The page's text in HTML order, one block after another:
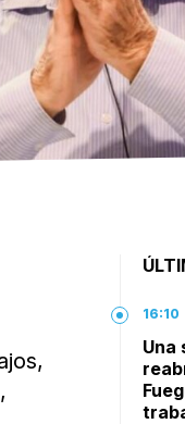
16:10
Una